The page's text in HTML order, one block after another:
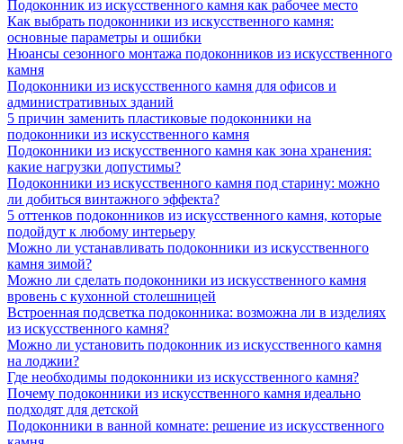
Подоконник из искусственного камня как рабочее место
Как выбрать подоконники из искусственного камня:
основные параметры и ошибки
Нюансы сезонного монтажа подоконников из искусственного
камня
Подоконники из искусственного камня для офисов и
административных зданий
5 причин заменить пластиковые подоконники на
подоконники из искусственного камня
Подоконники из искусственного камня как зона хранения:
какие нагрузки допустимы?
Подоконники из искусственного камня под старину: можно
ли добиться винтажного эффекта?
5 оттенков подоконников из искусственного камня, которые
подойдут к любому интерьеру
Можно ли устанавливать подоконники из искусственного
камня зимой?
Можно ли сделать подоконники из искусственного камня
вровень с кухонной столешницей
Встроенная подсветка подоконника: возможна ли в изделиях
из искусственного камня?
Можно ли установить подоконник из искусственного камня
на лоджии?
Где необходимы подоконники из искусственного камня?
Почему подоконники из искусственного камня идеально
подходят для детской
Подоконники в ванной комнате: решение из искусственного